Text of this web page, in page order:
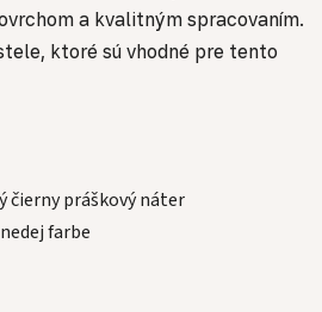
a kvalitným spracovaním.
ktoré sú vhodné pre tento
čierny práškový náter
farbe